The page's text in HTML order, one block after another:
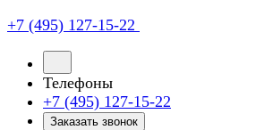
+7 (495) 127-15-22
Телефоны
+7 (495) 127-15-22
Заказать звонок